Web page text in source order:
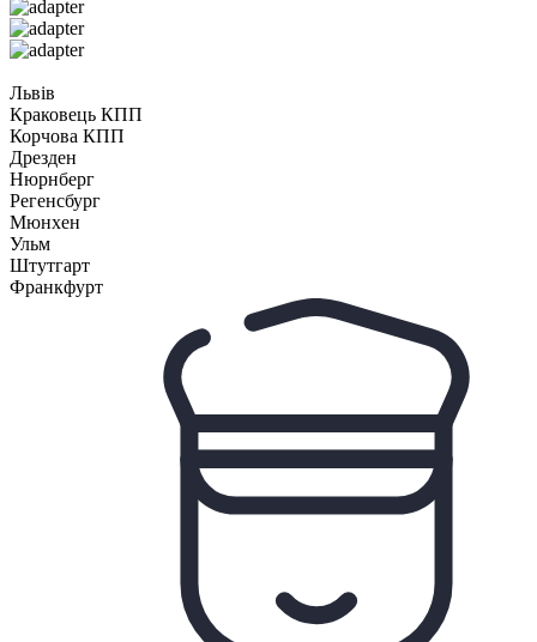
Львів
Краковець КПП
Корчова КПП
Дрезден
Нюрнберг
Регенсбург
Мюнхен
Ульм
Штутгарт
Франкфурт